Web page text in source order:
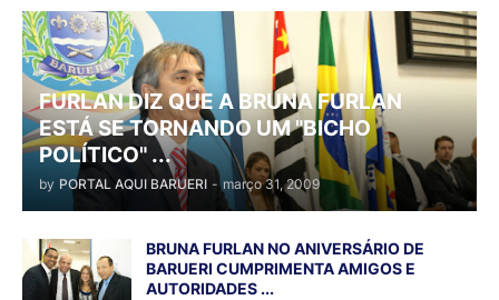
FURLAN DIZ QUE A BRUNA FURLAN
ESTÁ SE TORNANDO UM "BICHO
POLÍTICO" ...
by PORTAL AQUI BARUERI - março 31, 2009
BRUNA FURLAN NO ANIVERSÁRIO DE
BARUERI CUMPRIMENTA AMIGOS E
AUTORIDADES ...